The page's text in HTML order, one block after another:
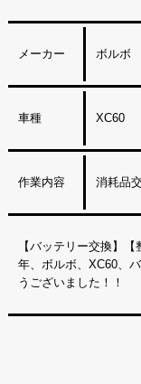
メーカー ボルボ
車種 XC60
作業内容 消耗品
【バッテリー交換】
年、ボルボ、XC60、
うございました！！